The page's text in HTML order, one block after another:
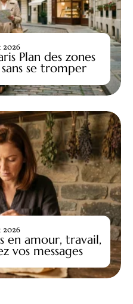
Plan des zones
se tromper
2026
en amour, travail,
vos messages
2026